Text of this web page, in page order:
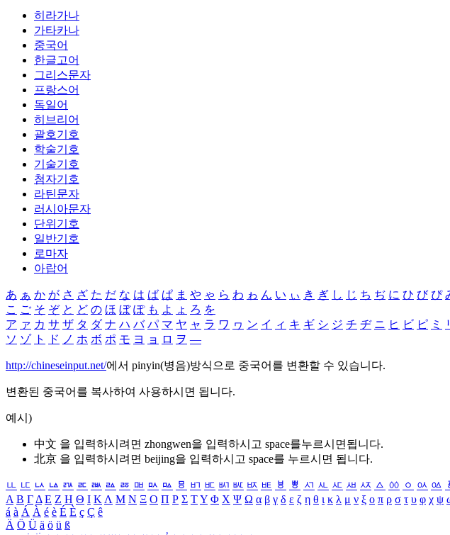
히라가나
가타카나
중국어
한글고어
그리스문자
프랑스어
독일어
히브리어
괄호기호
학술기호
기술기호
첨자기호
라틴문자
러시아문자
단위기호
일반기호
로마자
아랍어
あ ぁ か が さ ざ た だ な は ば ぱ ま や ゃ ら わ ゎ ん い ぃ き ぎ し じ ち ぢ に ひ び ぴ
こ ご そ ぞ と ど の ほ ぼ ぽ も よ ょ ろ を
ア ァ カ サ ザ タ ダ ナ ハ バ パ マ ヤ ャ ラ ワ ヮ ン イ ィ キ ギ シ ジ チ ヂ ニ ヒ ビ ピ ミ
ソ ゾ ト ド ノ ホ ボ ポ モ ヨ ョ ロ ヲ ―
http://chineseinput.net/에서 pinyin(병음)방식으로 중국어를 변환할 수 있습니다.
변환된 중국어를 복사하여 사용하시면 됩니다.
예시)
中文 을 입력하시려면 zhongwen을 입력하시고 space를누르시면됩니다.
北京 을 입력하시려면 beijing을 입력하시고 space를 누르시면 됩니다.
ㅥ ㅦ ㅧ ㅨ ㅩ ㅪ ㅫ ㅬ ㅭ ㅮ ㅯ ㅰ ㅱ ㅲ ㅳ ㅴ ㅵ ㅶ ㅷ ㅸ ㅹ ㅺ ㅻ ㅼ ㅽ ㅾ ㅿ ㆀ ㆁ ㆂ ㆃ
Α Β ΓΔ Ε Ζ Η Θ Ι ΚΛ Μ Ν Ξ Ο Π Ρ Σ ΤΥ Φ Χ Ψ Ω α β γ δ ε ζ η θ ι κ λ μ ν ξ ο π ρ σ τ υ φ χ ψ
á à Á À é è É È ç Ç ê
Ä Ö Ü ä ö ü ß